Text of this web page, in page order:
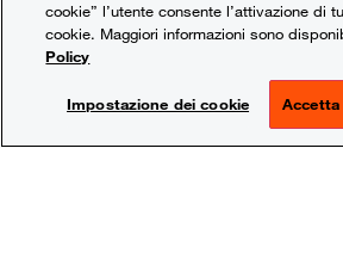
con pompe di calore elettriche
Sostituzione impianti di
con sistemi ibridi e bivalenti;
cookie” l’utente consente l’attivazione di
cookie. Maggiori informazioni sono
Policy
Impostazione dei cookie